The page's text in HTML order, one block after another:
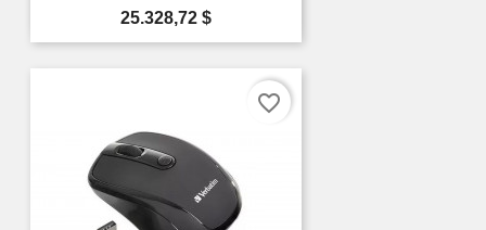
Precio
25.328,72 $
favorite_border